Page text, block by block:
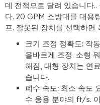
데 전적으로 달려 있습니다
다. 20 GPM 소방대를 대용
프. 잘못된 장치를 선택하면
크기 조정 정확도: 작
올바르게 조정. 소형
해짐, 대형 장치는 연
습니다..
폐수 속도: 최소 속도
수 응용 분야의 ft/s.